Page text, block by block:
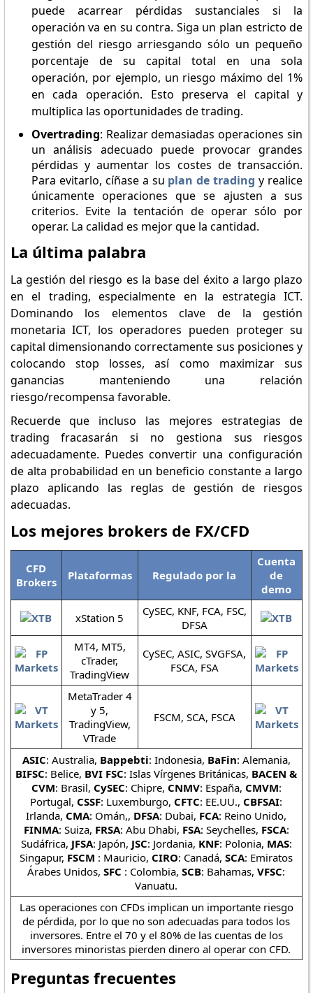
puede acarrear pérdidas sustanciales si la
operación va en su contra. Siga un plan estricto de
gestión del riesgo arriesgando sólo un pequeño
porcentaje de su capital total en una sola
operación, por ejemplo, un riesgo máximo del 1%
en cada operación. Esto preserva el capital y
multiplica las oportunidades de trading.
Overtrading: Realizar demasiadas operaciones sin
un análisis adecuado puede provocar grandes
pérdidas y aumentar los costes de transacción.
Para evitarlo, cíñase a su plan de trading y realice
únicamente operaciones que se ajusten a sus
criterios. Evite la tentación de operar sólo por
operar. La calidad es mejor que la cantidad.
La última palabra
La gestión del riesgo es la base del éxito a largo plazo
en el trading, especialmente en la estrategia ICT.
Dominando los elementos clave de la gestión
monetaria ICT, los operadores pueden proteger su
capital dimensionando correctamente sus posiciones y
colocando stop losses, así como maximizar sus
ganancias manteniendo una relación
riesgo/recompensa favorable.
Recuerde que incluso las mejores estrategias de
trading fracasarán si no gestiona sus riesgos
adecuadamente. Puedes convertir una configuración
de alta probabilidad en un beneficio constante a largo
plazo aplicando las reglas de gestión de riesgos
adecuadas.
Los mejores brokers de FX/CFD
CFD
Brokers
Plataformas Regulado por la
Cuenta
de
demo
xStation 5
CySEC, KNF, FCA, FSC,
DFSA
MT4, MT5,
cTrader,
TradingView
CySEC, ASIC, SVGFSA,
FSCA, FSA
MetaTrader 4
y 5,
TradingView,
VTrade
FSCM, SCA, FSCA
ASIC: Australia, Bappebti: Indonesia, BaFin: Alemania,
BIFSC: Belice, BVI FSC: Islas Vírgenes Británicas, BACEN &
CVM: Brasil, CySEC: Chipre, CNMV: España, CMVM:
Portugal, CSSF: Luxemburgo, CFTC: EE.UU., CBFSAI:
Irlanda, CMA: Omán,, DFSA: Dubai, FCA: Reino Unido,
FINMA: Suiza, FRSA: Abu Dhabi, FSA: Seychelles, FSCA:
Sudáfrica, JFSA: Japón, JSC: Jordania, KNF: Polonia, MAS:
Singapur, FSCM : Mauricio, CIRO: Canadá,SCA: Emiratos
Árabes Unidos, SFC : Colombia,SCB: Bahamas,VFSC:
Vanuatu.
Las operaciones con CFDs implican un importante riesgo
de pérdida, por lo que no son adecuadas para todos los
inversores. Entre el 70 y el 80% de las cuentas de los
inversores minoristas pierden dinero al operar con CFD.
Preguntas frecuentes